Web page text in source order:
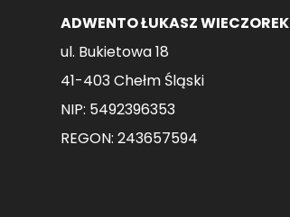
ADWENTO ŁUKASZ WIECZOREK
ul. Bukietowa 18
41-403 Chełm Śląski
NIP: 5492396353
REGON: 243657594